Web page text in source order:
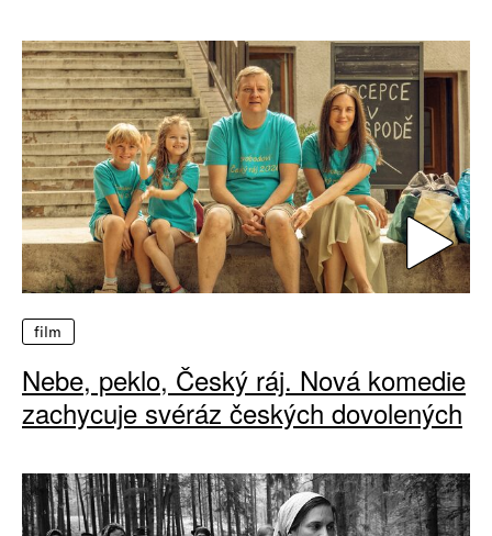
film
Nebe, peklo, Český ráj. Nová komedie
zachycuje svéráz českých dovolených